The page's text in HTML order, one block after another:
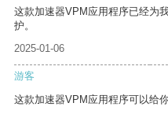
这款加速器VPM应用程序已经为
护。
2025-01-06
游客
这款加速器VPM应用程序可以给